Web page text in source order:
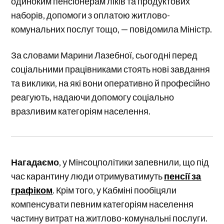
наборів, допомоги з оплатою житлово-
комунальних послуг тощо, — повідомила Міністр.
За словами Марини Лазебної, сьогодні перед
соціальними працівниками стоять нові завдання
та виклики, на які вони оперативно й професійно
реагують, надаючи допомогу соціально
вразливим категоріям населення.
Нагадаємо, у Мінсоцполітики запевнили, що під
час карантину люди отримуватимутьпенсії за
графіком. Крім того, у Кабміні пообіцяли
компенсувати певним категоріям населення
частину витрат на житлово-комунальні послуги.